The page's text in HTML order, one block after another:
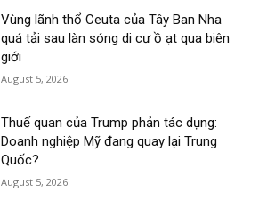
Vùng lãnh thổ Ceuta của Tây Ban Nha
quá tải sau làn sóng di cư ồ ạt qua biên
giới
August 5, 2026
Thuế quan của Trump phản tác dụng:
Doanh nghiệp Mỹ đang quay lại Trung
Quốc?
August 5, 2026